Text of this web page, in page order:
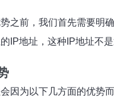
之前，我们首先需要明
IP地址，这种IP地址不
因为以下几方面的优势而